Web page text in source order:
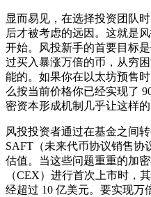
显而易见，在选择投资团队
后才被考虑的远因。这就是
开始。风投新手的首要目标
过买入暴涨万倍的币，从穷
能的。如果你在以太坊预售
么按当前价格你已经实现了
密资本形成机制几乎让这样的
风投投资者通过在基金之间
SAFT（未来代币协议销售协
估值。当这些问题重重的加
（CEX）进行首次上市时，
经超过 10 亿美元。要实现万